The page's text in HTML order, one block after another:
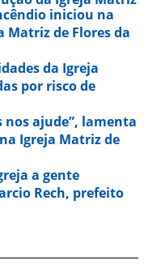
iniciou na
Matriz de Flores da
da Igreja
por risco de
nos ajude”, lamenta
Igreja Matriz de
a gente
Rech, prefeito